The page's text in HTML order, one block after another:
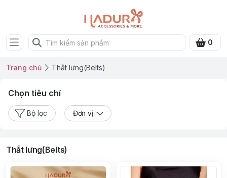
0
Trang chủ Thắt lưng(Belts)
Chọn tiêu chí
Bộ lọc Đơn vị
Thắt lưng(Belts)